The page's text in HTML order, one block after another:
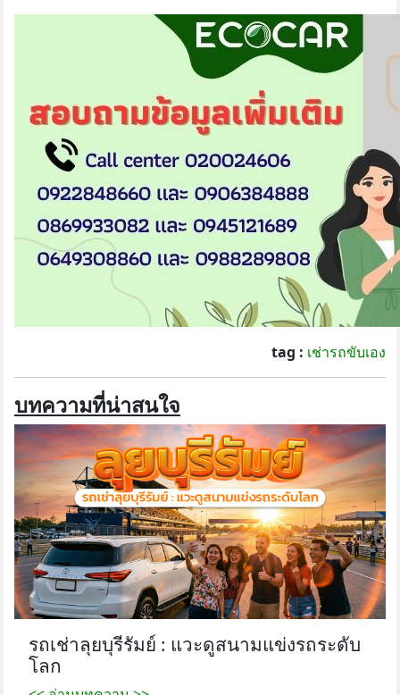
tag : เช่ารถขับเอง
บทความที่น่าสนใจ
รถเช่าลุยบุรีรัมย์ : แวะดูสนามแข่งรถระดับ
โลก